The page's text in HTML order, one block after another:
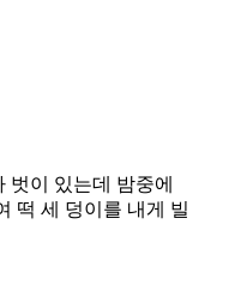
벗이 있는데 밤중에
떡 세 덩이를 내게 빌